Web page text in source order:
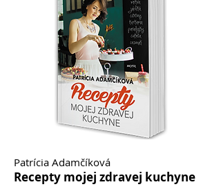
Patrícia Adamčíková
Recepty mojej zdravej kuchyne